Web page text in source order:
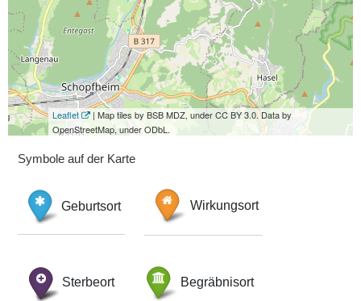
Leaflet
| Map tiles by BSB MDZ, under CC BY 3.0. Data by
OpenStreetMap, under ODbL.
Symbole auf der Karte
Geburtsort Wirkungsort
Sterbeort Begräbnisort